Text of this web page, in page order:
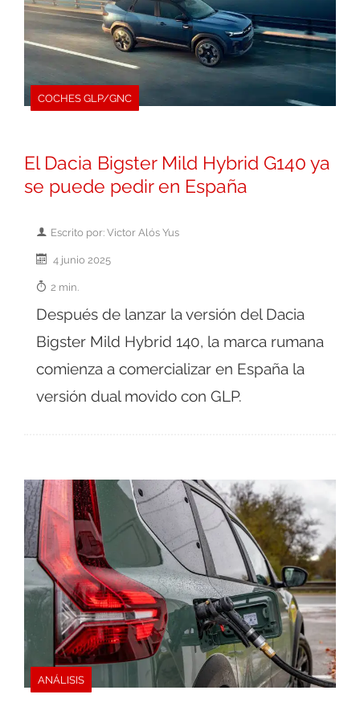
COCHES GLP/GNC
El Dacia Bigster Mild Hybrid G140 ya
se puede pedir en España
Escrito por: Victor Alós Yus
4 junio 2025
2 min.
Después de lanzar la versión del Dacia
Bigster Mild Hybrid 140, la marca rumana
comienza a comercializar en España la
versión dual movido con GLP.
ANÁLISIS